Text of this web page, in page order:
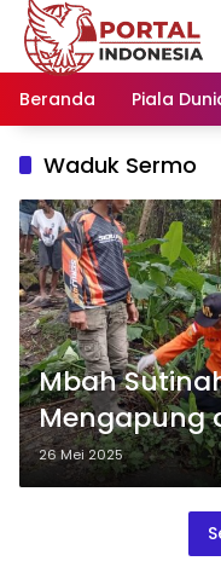
Langsung
konten
Beranda
Piala
Waduk Sermo
Mbah
Mengapung
Sermo
26 Mei 2025